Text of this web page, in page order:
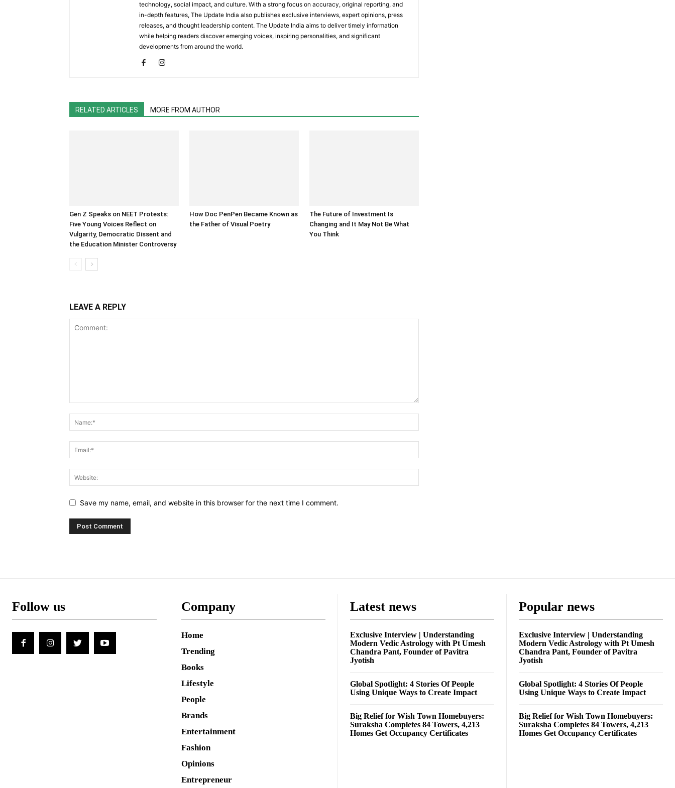
technology, social impact, and culture. With a strong focus on accuracy, original reporting, and
in-depth features, The Update India also publishes exclusive interviews, expert opinions, press
releases, and thought leadership content. The Update India aims to deliver timely information
while helping readers discover emerging voices, inspiring personalities, and significant
developments from around the world.
RELATED ARTICLES MORE FROM AUTHOR
Gen Z Speaks on NEET Protests:
Five Young Voices Reflect on
Vulgarity, Democratic Dissent and
the Education Minister Controversy
How Doc PenPen Became Known as
the Father of Visual Poetry
The Future of Investment Is
Changing and It May Not Be What
You Think
LEAVE A REPLY
Save my name, email, and website in this browser for the next time I comment.
Follow us Company
Home
Trending
Books
Lifestyle
People
Brands
Entertainment
Fashion
Opinions
Entrepreneur
Latest news
Exclusive Interview | Understanding
Modern Vedic Astrology with Pt Umesh
Chandra Pant, Founder of Pavitra
Jyotish
Global Spotlight: 4 Stories Of People
Using Unique Ways to Create Impact
Big Relief for Wish Town Homebuyers:
Suraksha Completes 84 Towers, 4,213
Homes Get Occupancy Certificates
Popular news
Exclusive Interview | Understanding
Modern Vedic Astrology with Pt Umesh
Chandra Pant, Founder of Pavitra
Jyotish
Global Spotlight: 4 Stories Of People
Using Unique Ways to Create Impact
Big Relief for Wish Town Homebuyers:
Suraksha Completes 84 Towers, 4,213
Homes Get Occupancy Certificates